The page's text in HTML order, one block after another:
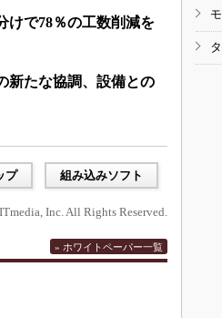
けで78％の工数削減を
たな協調、設備との
プ 組み込みソフト
Inc. All Rights Reserved.
» ホワイトペーパー一覧